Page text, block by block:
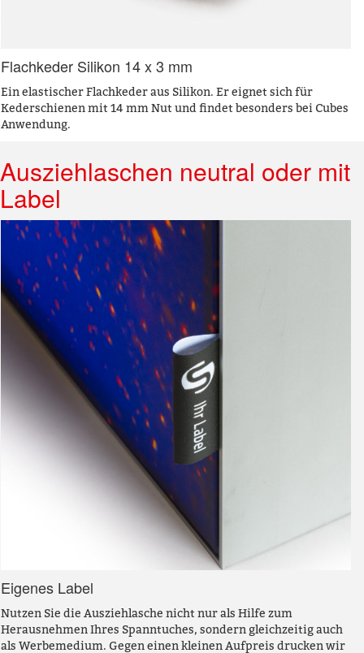
Flachkeder Silikon 14 x 3 mm
Ein elastischer Flachkeder aus Silikon. Er eignet sich für
Kederschienen mit 14 mm Nut und findet besonders bei Cubes
Anwendung.
Ausziehlaschen neutral oder mit
Label
Eigenes Label
Nutzen Sie die Ausziehlasche nicht nur als Hilfe zum
Herausnehmen Ihres Spanntuches, sondern gleichzeitig auch
als Werbemedium. Gegen einen kleinen Aufpreis drucken wir